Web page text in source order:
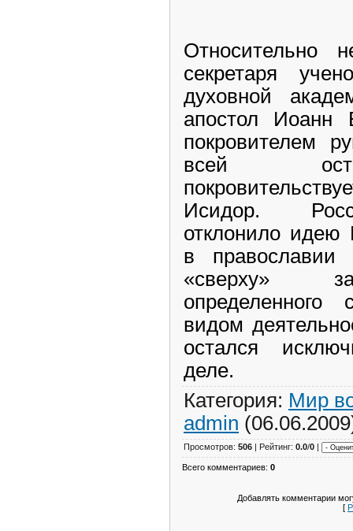
Относительно
секретаря
духовной
апостол Иоанн
покровителем
всей
Исидор.
отклонило идею
в православии
«сверху»
определенного
видом
остался
деле.
Категория: Мир
admin
Просмотров: 506 | Рейтинг: 0.0/0 |
Всего комментариев: 0
Добавлять комментарии
[